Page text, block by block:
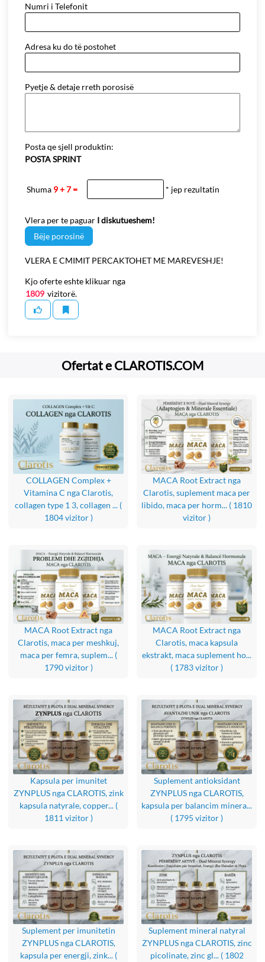
Numri i Telefonit
Adresa ku do të postohet
Pyetje & detaje rreth porosisë
Posta qe sjell produktin:
POSTA SPRINT
Shuma 9 + 7 = * jep rezultatin
Vlera per te paguar I diskutueshem!
Bëje porosinë
VLERA E CMIMIT PERCAKTOHET ME MAREVESHJE!
Kjo oferte eshte klikuar nga
1809 vizitorë.
Ofertat e CLAROTIS.COM
COLLAGEN Complex +
Vitamina C nga Clarotis,
collagen type 1 3, collagen ... (
1804 vizitor )
MACA Root Extract nga
Clarotis, suplement maca per
libido, maca per horm... ( 1810
vizitor )
MACA Root Extract nga
Clarotis, maca per meshkuj,
maca per femra, suplem... (
1790 vizitor )
MACA Root Extract nga
Clarotis, maca kapsula
ekstrakt, maca suplement ho...
( 1783 vizitor )
Kapsula per imunitet
ZYNPLUS nga CLAROTIS, zink
kapsula natyrale, copper... (
1811 vizitor )
Suplement antioksidant
ZYNPLUS nga CLAROTIS,
kapsula per balancim minera...
( 1795 vizitor )
Suplement per imunitetin
ZYNPLUS nga CLAROTIS,
kapsula per energji, zink... (
Suplement mineral natyral
ZYNPLUS nga CLAROTIS, zinc
picolinate, zinc gl... ( 1802